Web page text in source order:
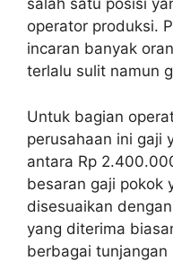
salah satu posisi
operator produksi.
incaran banyak
terlalu sulit namun
Untuk bagian
perusahaan ini gaji
antara Rp
besaran gaji pokok
disesuaikan
yang diterima
berbagai